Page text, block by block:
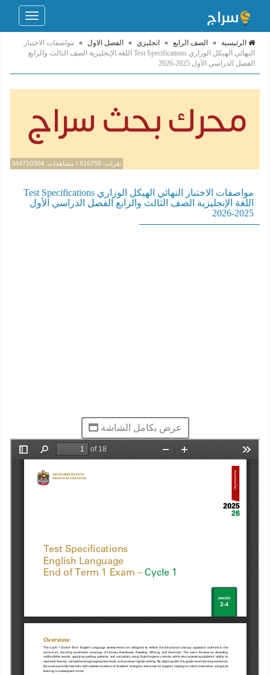
Toggle
الرئيسية » الصف الرابع » انجليزي » الفصل الاول » مواصفات الاختبار
النهائي الهيكل الوزاري Test Specifications اللغة الإنجليزية الصف الثالث والرابع
الفصل الدراسي الأول 2025-2026
نقرات: 616755 / مشاهدات: 344710384
مواصفات الاختبار النهائي الهيكل الوزاري Test Specifications
اللغة الإنجليزية الصف الثالث والرابع الفصل الدراسي الأول
2025-2026
عرض بكامل الشاشة